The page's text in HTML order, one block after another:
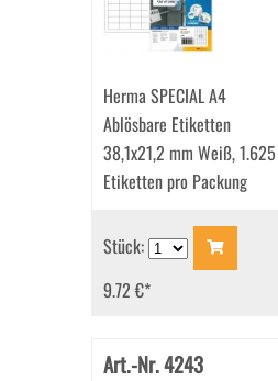
Herma SPECIAL A4
Ablösbare Etiketten
38,1x21,2 mm Weiß, 1.625
Etiketten pro Packung
Stück:
9.72 €*
Art.-Nr. 4243